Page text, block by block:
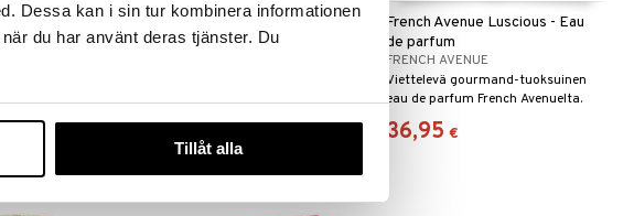
Dessa kan i sin tur kombinera informationen
du har använt deras tjänster. Du
Tillåt alla
Veneno Scarlet -
että hänelle.
French Avenue Liquid Brun
Limited Edition - Edp
parfum French Avenuelta.
49,95
French Avenue Luscious - Eau
de parfum
FRENCH AVENUE
Viettelevä gourmand-tuoksuinen
eau de parfum French Avenuelta.
36,95 €